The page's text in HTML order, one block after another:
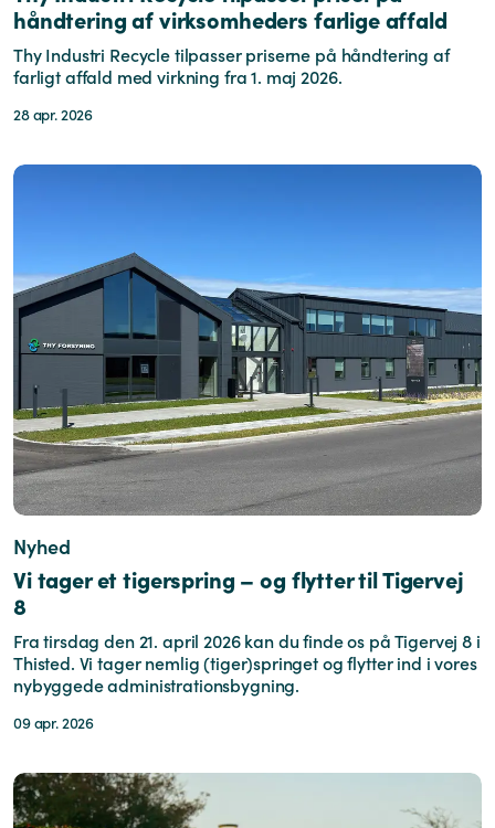
håndtering af virksomheders farlige affald
Thy Industri Recycle tilpasser priserne på håndtering af
farligt affald med virkning fra 1. maj 2026.
28 apr. 2026
Nyhed
Vi tager et tigerspring – og flytter til Tigervej
8
Fra tirsdag den 21. april 2026 kan du finde os på Tigervej 8 i
Thisted. Vi tager nemlig (tiger)springet og flytter ind i vores
nybyggede administrationsbygning.
09 apr. 2026